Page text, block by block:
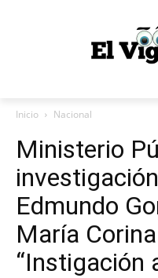
Inicio Nacional
Ministerio
Edmundo
María
“Instigación